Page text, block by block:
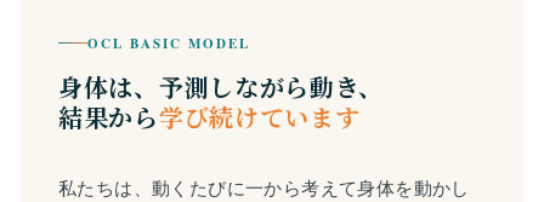
OCL BASIC MODEL
身体は、予測しながら動き、
結果から学び続けています
私たちは、動くたびに一から考えて身体を動かし